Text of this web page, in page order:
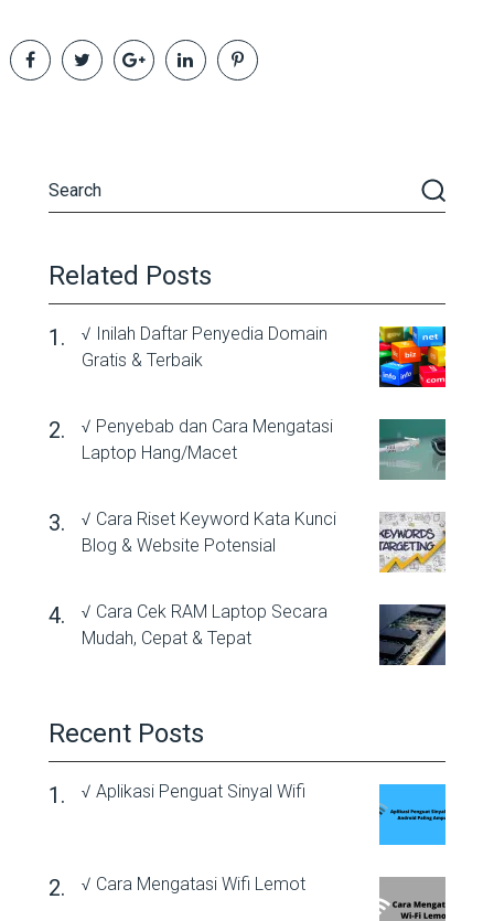
Related Posts
√ Inilah Daftar Penyedia Domain
Gratis & Terbaik
√ Penyebab dan Cara Mengatasi
Laptop Hang/Macet
√ Cara Riset Keyword Kata Kunci
Blog & Website Potensial
√ Cara Cek RAM Laptop Secara
Mudah, Cepat & Tepat
Recent Posts
√ Aplikasi Penguat Sinyal Wifi
√ Cara Mengatasi Wifi Lemot